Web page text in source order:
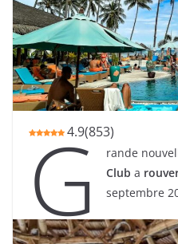
4.9(853)
G rande
Club a
septembre